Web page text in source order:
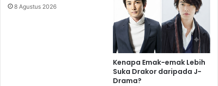
8 Agustus 2026
Kenapa Emak-emak Lebih
Suka Drakor daripada J-
Drama?